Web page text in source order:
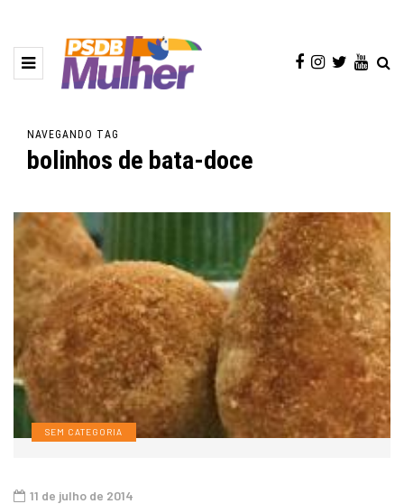
NAVEGANDO TAG
bolinhos de bata-doce
SEM CATEGORIA
11 de julho de 2014